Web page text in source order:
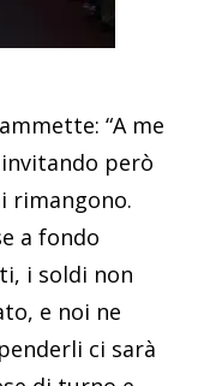
“A me
invitando però
rimangono.
a fondo
i soldi non
e noi ne
ci sarà